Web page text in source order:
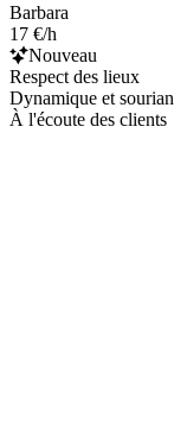
Barbara
17 €/h
Nouveau
Respect des lieux
Dynamique et
À l'écoute des clients